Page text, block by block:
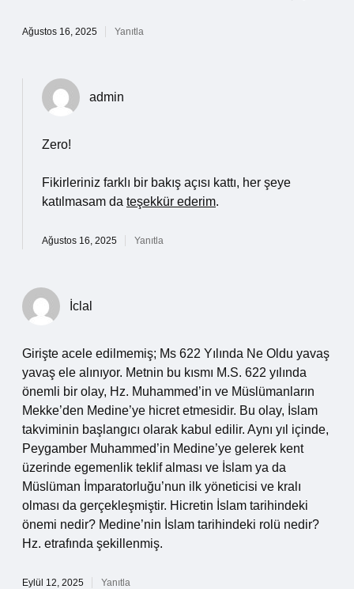
Ağustos 16, 2025 Yanıtla
admin
Zero!
Fikirleriniz farklı bir bakış açısı kattı, her şeye
katılmasam da teşekkür ederim.
Ağustos 16, 2025 Yanıtla
İclal
Girişte acele edilmemiş; Ms 622 Yılında Ne Oldu yavaş
yavaş ele alınıyor. Metnin bu kısmı M.S. 622 yılında
önemli bir olay, Hz. Muhammed’in ve Müslümanların
Mekke’den Medine’ye hicret etmesidir. Bu olay, İslam
takviminin başlangıcı olarak kabul edilir. Aynı yıl içinde,
Peygamber Muhammed’in Medine’ye gelerek kent
üzerinde egemenlik teklif alması ve İslam ya da
Müslüman İmparatorluğu’nun ilk yöneticisi ve kralı
olması da gerçekleşmiştir. Hicretin İslam tarihindeki
önemi nedir? Medine’nin İslam tarihindeki rolü nedir?
Hz. etrafında şekillenmiş.
Eylül 12, 2025 Yanıtla